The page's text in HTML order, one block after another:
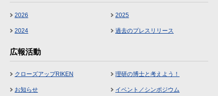
2026 2025
2024 過去のプレスリリース
広報活動
クローズアップRIKEN 理研の博士と考えよう！
お知らせ イベント／シンポジウム